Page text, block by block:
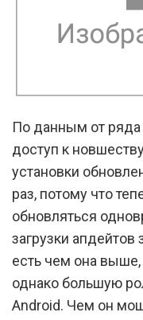
По данным от ряда
доступ к
установки
раз, потому что
обновляться
загрузки апдейтов
есть чем она выше,
однако большую
Android. Чем он